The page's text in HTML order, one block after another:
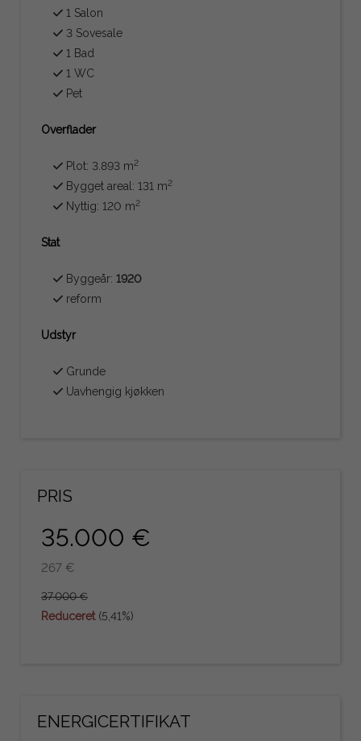
1 Salon
3 Sovesale
1 Bad
1 WC
Pet
Overflader
Plot: 3.893 m2
Bygget areal: 131 m2
Nyttig: 120 m2
Stat
Byggeår:1920
reform
Udstyr
Grunde
Uavhengig kjøkken
PRIS
35.000 €
267 €
37.000 €
Reduceret (5,41%)
ENERGICERTIFIKAT